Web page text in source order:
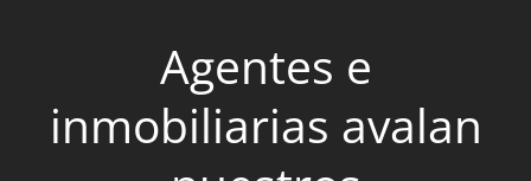
Agentes e
inmobiliarias avalan